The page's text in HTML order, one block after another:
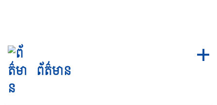
ព័ត៌មាន